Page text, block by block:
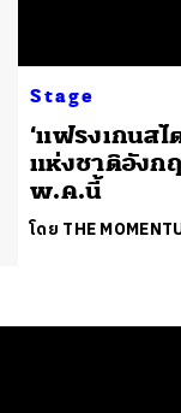
Stage
‘แฟรงเกนส
แห่งชาติอังก
พ.ค.นี้
โดย THE